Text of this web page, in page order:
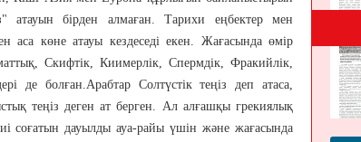
атауын бірден алмаған. Тарихи еңбектер мен
аса көне атауы кездеседі екен. Жағасында өмір
Скифтік, Киимерлік, Спермдік, Фракийлік,
де болған.Арабтар Солтүстік теңіз деп атаса,
теңіз деген ат берген. Ал алғашқы грекиялық
соғатын дауылды ауа-райы үшін және жағасында